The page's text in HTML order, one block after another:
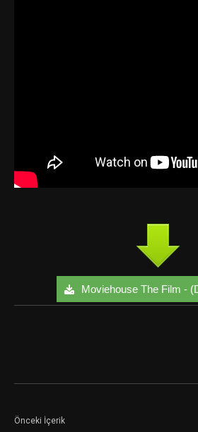
Moviehouse The Film -
Önceki İçerik